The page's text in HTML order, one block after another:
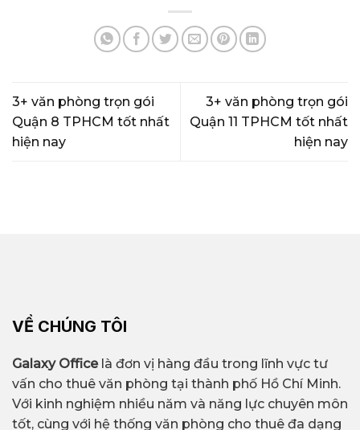
3+ văn phòng trọn gói
Quận 8 TPHCM tốt nhất
hiện nay
3+ văn phòng trọn gói
Quận 11 TPHCM tốt nhất
hiện nay
VỀ CHÚNG TÔI
Galaxy Officelà đơn vị hàng đầu trong lĩnh vực tư
vấn cho thuê văn phòng tại thành phố Hồ Chí Minh.
Với kinh nghiệm nhiều năm và năng lực chuyên môn
tốt, cùng với hệ thống văn phòng cho thuê đa dạng